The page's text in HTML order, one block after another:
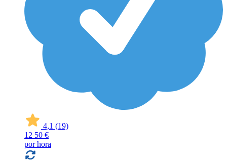
4,1 (19)
12 50 €
por hora